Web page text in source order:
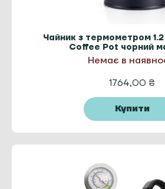
Чайник з термометром
Coffee Pot чорний
Немає в
1764,00 ₴
Купити